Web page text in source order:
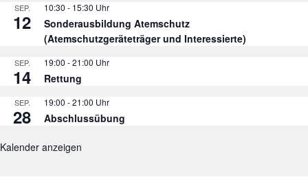
SEP.
12
10:30 - 15:30
Sonderausbildung Atemschutz
(Atemschutzgeräteträger und Interessierte)
SEP.
14
19:00 -21:00
Rettung
SEP.
28
19:00 -21:00
Abschlussübung
Kalender anzeigen